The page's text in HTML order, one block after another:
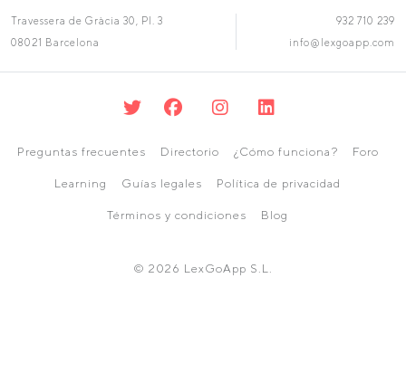
Travessera de Gràcia 30, Pl. 3
08021 Barcelona
932 710 239
info@lexgoapp.com
Preguntas frecuentes Directorio ¿Cómo funciona? Foro
Learning Guías legales Política de privacidad
Términos y condiciones Blog
© 2026 LexGoApp S.L.